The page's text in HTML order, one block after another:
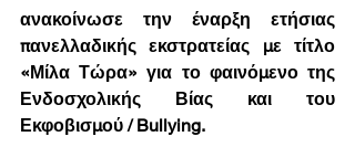
ανακοίνωσε την έναρξη ετήσιας
πανελλαδικής εκστρατείας με τίτλο
«Μίλα Τώρα» για το φαινόμενο της
Ενδοσχολικής Βίας και του
Εκφοβισμού / Bullying.